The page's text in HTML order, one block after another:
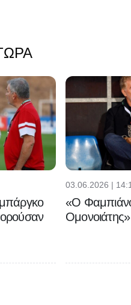
03.06.2026 |
«Ο Φαμπιάνο
Ομονοιάτης»